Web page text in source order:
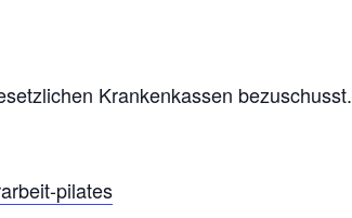
Krankenkassen bezuschusst.
pilates